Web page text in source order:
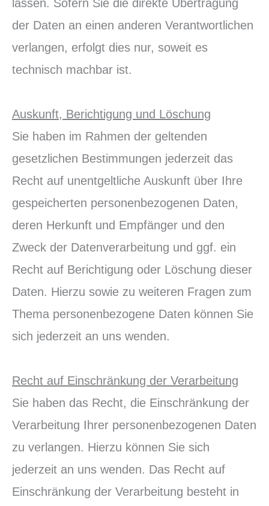
lassen. Sofern Sie die direkte Übertragung
der Daten an einen anderen Verantwortlichen
verlangen, erfolgt dies nur, soweit es
technisch machbar ist.
Auskunft, Berichtigung und Löschung
Sie haben im Rahmen der geltenden
gesetzlichen Bestimmungen jederzeit das
Recht auf unentgeltliche Auskunft über Ihre
gespeicherten personenbezogenen Daten,
deren Herkunft und Empfänger und den
Zweck der Datenverarbeitung und ggf. ein
Recht auf Berichtigung oder Löschung dieser
Daten. Hierzu sowie zu weiteren Fragen zum
Thema personenbezogene Daten können Sie
sich jederzeit an uns wenden.
Recht auf Einschränkung der Verarbeitung
Sie haben das Recht, die Einschränkung der
Verarbeitung Ihrer personenbezogenen Daten
zu verlangen. Hierzu können Sie sich
jederzeit an uns wenden. Das Recht auf
Einschränkung der Verarbeitung besteht in